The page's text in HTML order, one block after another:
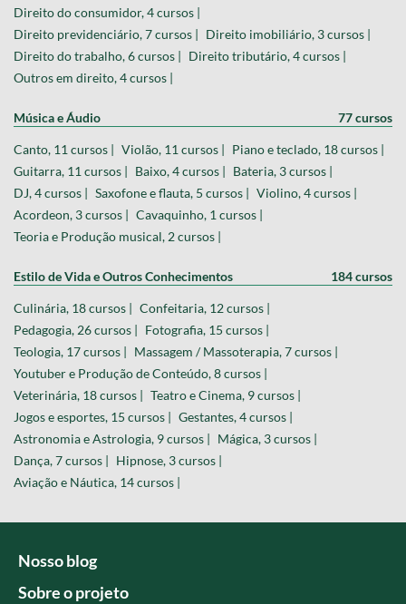
Direito do consumidor, 4 cursos |
Direito previdenciário, 7 cursos | Direito imobiliário, 3 cursos |
Direito do trabalho, 6 cursos | Direito tributário, 4 cursos |
Outros em direito, 4 cursos |
Música e Áudio 77 cursos
Canto, 11 cursos | Violão, 11 cursos | Piano e teclado, 18 cursos |
Guitarra, 11 cursos | Baixo, 4 cursos | Bateria, 3 cursos |
DJ, 4 cursos | Saxofone e flauta, 5 cursos | Violino, 4 cursos |
Acordeon, 3 cursos | Cavaquinho, 1 cursos |
Teoria e Produção musical, 2 cursos |
Estilo de Vida e Outros Conhecimentos 184 cursos
Culinária, 18 cursos | Confeitaria, 12 cursos |
Pedagogia, 26 cursos | Fotografia, 15 cursos |
Teologia, 17 cursos | Massagem / Massoterapia, 7 cursos |
Youtuber e Produção de Conteúdo, 8 cursos |
Veterinária, 18 cursos | Teatro e Cinema, 9 cursos |
Jogos e esportes, 15 cursos | Gestantes, 4 cursos |
Astronomia e Astrologia, 9 cursos | Mágica, 3 cursos |
Dança, 7 cursos | Hipnose, 3 cursos |
Aviação e Náutica, 14 cursos |
Nosso blog
Sobre o projeto